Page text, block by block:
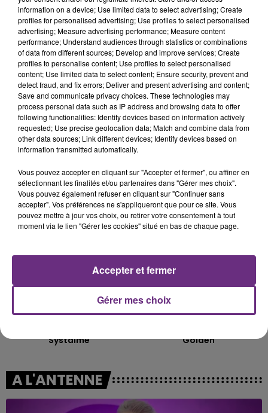
11h04
11h04
That Don't Impress Me
Much
11h02
11h02
Frerot
10h58
10h58
Systaime
10h55
10h55
Golden
A L'ANTENNE
information on a device; Use limited data to select advertising; Create
profiles for personalised advertising; Use profiles to select personalised
advertising; Measure advertising performance; Measure content
performance; Understand audiences through statistics or combinations
of data from different sources; Develop and improve services; Create
profiles to personalise content; Use profiles to select personalised
content; Use limited data to select content; Ensure security, prevent and
detect fraud, and fix errors; Deliver and present advertising and content;
Save and communicate privacy choices. These technologies may
process personal data such as IP address and browsing data to offer
following functionalities: Identify devices based on information actively
requested; Use precise geolocation data; Match and combine data from
other data sources; Link different devices; Identify devices based on
information transmitted automatically.
Vous pouvez accepter en cliquant sur "Accepter et fermer", ou affiner en
sélectionnant les finalités et/ou partenaires dans "Gérer mes choix".
Vous pouvez également refuser en cliquant sur "Continuer sans
accepter". Vos préférences ne s'appliqueront que pour ce site. Vous
pouvez mettre à jour vos choix, ou retirer votre consentement à tout
moment via le lien "Gérer les cookies" situé en bas de chaque page.
Gérer mes choix
Accepter et fermer